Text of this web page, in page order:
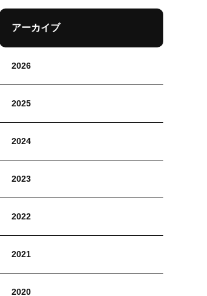
アーカイブ
2026
2025
2024
2023
2022
2021
2020